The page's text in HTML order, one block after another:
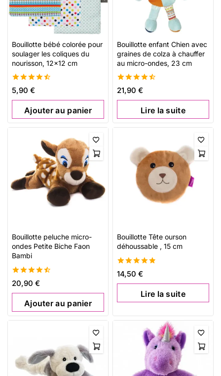
Bouillotte bébé colorée pour
soulager les coliques du
nourisson, 12×12 cm
4.56
de 5
5,90 €
Ajouter au panier
Bouillotte enfant Chien avec
graines de colza à chauffer
au micro-ondes, 23 cm
4.58
de 5
21,90 €
Lire la suite
Bouillotte peluche micro-
ondes Petite Biche Faon
Bambi
4.59
de 5
20,90 €
Ajouter au panier
Bouillotte Tête ourson
déhoussable , 15 cm
4.88
de 5
14,50 €
Lire la suite